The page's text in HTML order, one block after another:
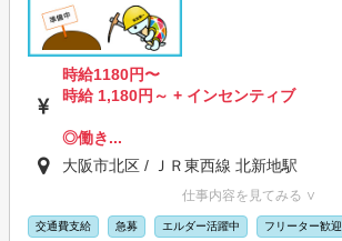
時給1180円〜
時給 1,180円～ + インセンティブ
◎働き...
大阪市北区 / ＪＲ東西線 北新地駅
仕事内容を見てみる ∨
交通費支給 急募 エルダー活躍中 フリーター歓迎